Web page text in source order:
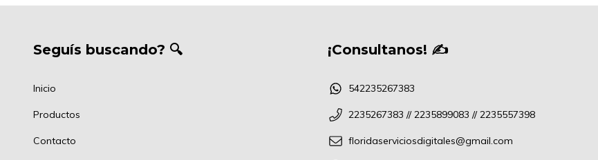
Seguís buscando? 🔍
Inicio
Productos
Contacto
¡Consultanos! ✍
542235267383
2235267383 // 2235899083 // 2235557398
floridaserviciosdigitales@gmail.com